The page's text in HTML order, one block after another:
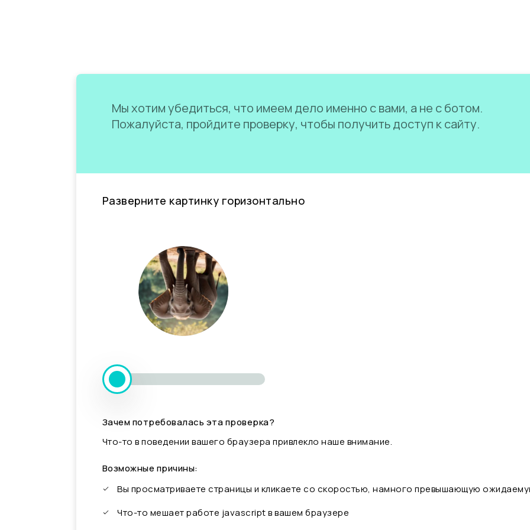
Мы хотим убедиться, что имеем дело именно с вами, а не с ботом.
Пожалуйста, пройдите проверку, чтобы получить доступ к сайту.
Разверните картинку горизонтально
Зачем потребовалась эта проверка?
Что-то в поведении вашего браузера привлекло наше внимание.
Возможные причины:
Вы просматриваете страницы и кликаете со скоростью, намного превышающую
Что-то мешает работе javascript в вашем браузере